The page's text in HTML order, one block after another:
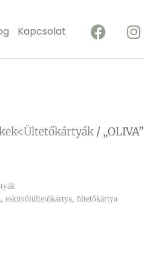
Kapcsolat
/ „OLIVA”
, esküvőiültetőkártya, ültetőkártya